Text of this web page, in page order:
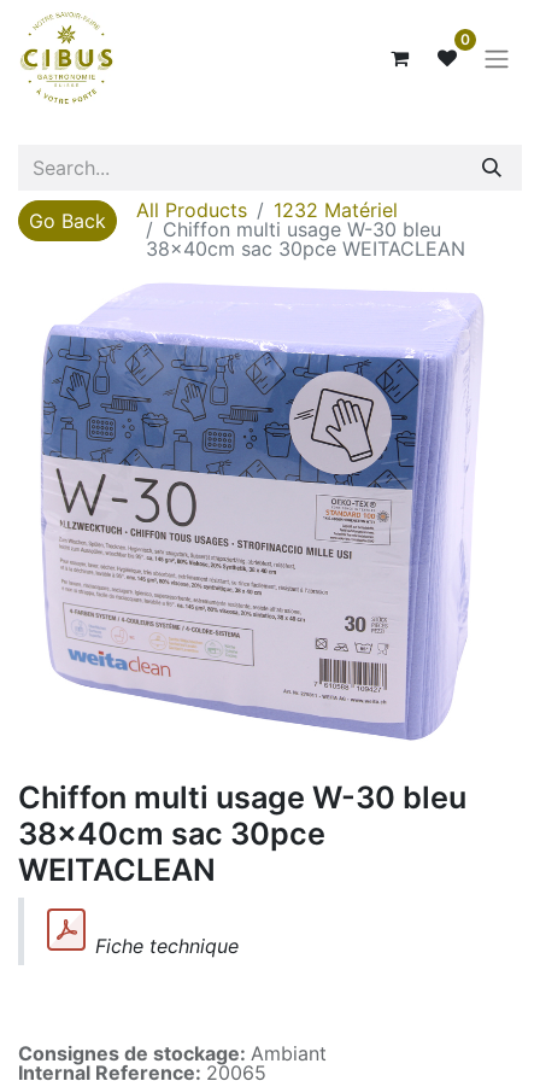
0
Go Back All Products
1232 Matériel
Chiffon multi usage W-30 bleu
38x40cm sac 30pce WEITACLEAN
Chiffon multi usage W-30 bleu
38x40cm sac 30pce
WEITACLEAN
Fiche technique
Consignes de stockage: Ambiant
Internal Reference: 20065